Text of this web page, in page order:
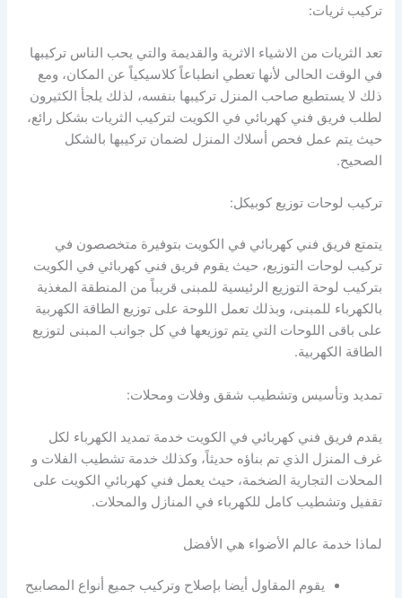
تركيب ثريات:
تعد الثريات من الاشياء الاثرية والقديمة والتي يحب الناس تركيبها
في الوقت الحالى لأنها تعطي انطباعاً كلاسيكياً عن المكان، ومع
ذلك لا يستطيع صاحب المنزل تركيبها بنفسه، لذلك يلجأ الكثيرون
لطلب فريق فني كهربائي في الكويت لتركيب الثريات بشكل رائع،
حيث يتم عمل فحص أسلاك المنزل لضمان تركيبها بالشكل
الصحيح.
تركيب لوحات توزيع كوبيكل:
يتمتع فريق فني كهربائي في الكويت بتوفيرة متخصصون في
تركيب لوحات التوزيع، حيث يقوم فريق فني كهربائي في الكويت
بتركيب لوحة التوزيع الرئيسية للمبنى قريباً من المنطقة المغذية
بالكهرباء للمبنى، وبذلك تعمل اللوحة على توزيع الطاقة الكهربية
على باقى اللوحات التي يتم توزيعها في كل جوانب المبنى لتوزيع
الطاقة الكهربية.
تمديد وتأسيس وتشطيب شقق وفلات ومحلات:
يقدم فريق فني كهربائي في الكويت خدمة تمديد الكهرباء لكل
غرف المنزل الذي تم بناؤه حديثاً، وكذلك خدمة تشطيب الفلات و
المحلات التجارية الضخمة، حيث يعمل فني كهربائي الكويت على
تقفيل وتشطيب كامل للكهرباء في المنازل والمحلات.
لماذا خدمة عالم الأضواء هي الأفضل
يقوم المقاول أيضا بإصلاح وتركيب جميع أنواع المصابيح